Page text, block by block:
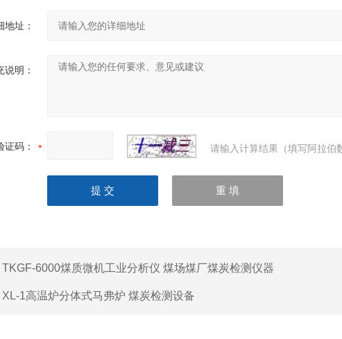
地址：
说明：
证码： 请输入计算结果（填写阿拉伯
TKGF-6000煤质微机工业分析仪 煤场煤厂煤炭检测仪器
XL-1高温炉分体式马弗炉 煤炭检测设备